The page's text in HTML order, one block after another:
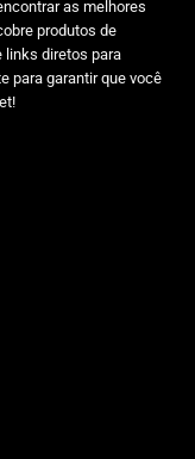
as melhores
produtos de
links diretos para
para garantir que você